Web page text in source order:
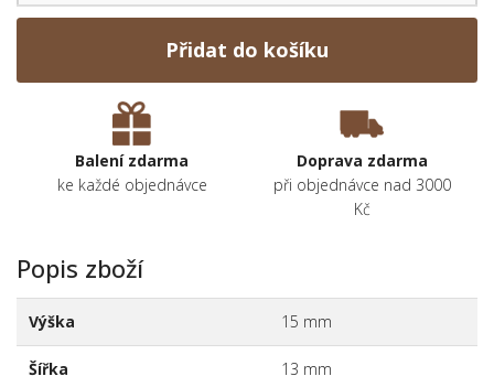
Přidat do košíku
Balení zdarma
ke každé objednávce
Doprava zdarma
při objednávce nad 3000
Kč
Popis zboží
Výška 15 mm
Šířka 13 mm